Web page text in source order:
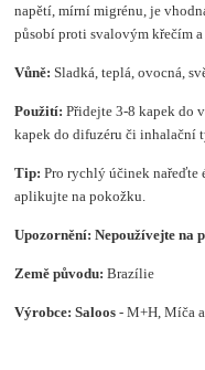
napětí, mírní migrénu, je
působí proti svalovým křečím a
Vůně:Sladká, teplá, ovocná,
Použití: Přidejte 3-8 kapek do
kapek do difuzéru či inhalační
Tip: Pro rychlý účinek
aplikujte na pokožku.
Upozornění:Nepoužívejte na
Země původu: Brazílie
Výrobce: Saloos - M+H, Míča